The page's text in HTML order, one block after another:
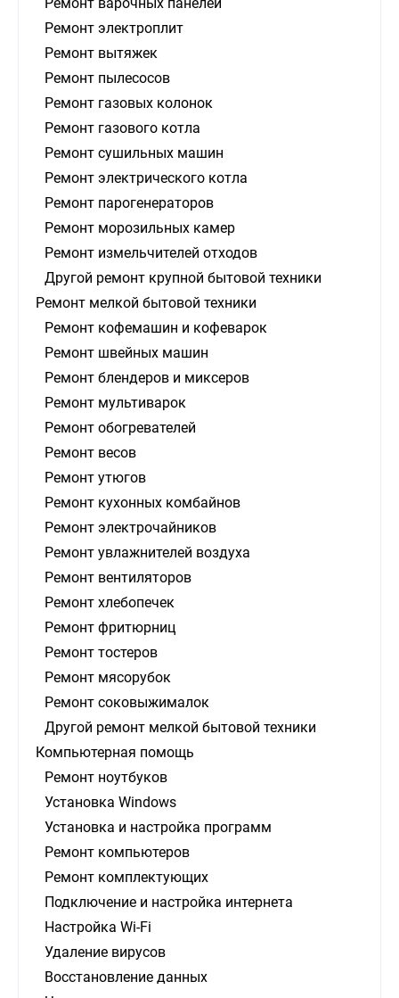
Ремонт электроплит
Ремонт вытяжек
Ремонт пылесосов
Ремонт газовых колонок
Ремонт газового котла
Ремонт сушильных машин
Ремонт электрического котла
Ремонт парогенераторов
Ремонт морозильных камер
Ремонт измельчителей отходов
Другой ремонт крупной бытовой техники
Ремонт мелкой бытовой техники
Ремонт кофемашин и кофеварок
Ремонт швейных машин
Ремонт блендеров и миксеров
Ремонт мультиварок
Ремонт обогревателей
Ремонт весов
Ремонт утюгов
Ремонт кухонных комбайнов
Ремонт электрочайников
Ремонт увлажнителей воздуха
Ремонт вентиляторов
Ремонт хлебопечек
Ремонт фритюрниц
Ремонт тостеров
Ремонт мясорубок
Ремонт соковыжималок
Другой ремонт мелкой бытовой техники
Компьютерная помощь
Ремонт ноутбуков
Установка Windows
Установка и настройка программ
Ремонт компьютеров
Ремонт комплектующих
Подключение и настройка интернета
Настройка Wi-Fi
Удаление вирусов
Восстановление данных